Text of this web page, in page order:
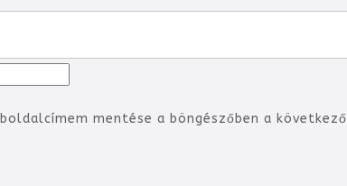
mentése a böngészőben a következő